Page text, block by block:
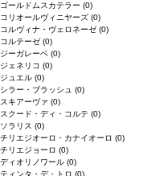
ゴールドムスカテラー (0)
コリオールヴィニヤーズ (0)
コルヴィナ・ヴェロネーゼ (0)
コルテーゼ (0)
ジーガレーベ (0)
ジェネリコ (0)
ジュエル (0)
シラー・ブラッシュ (0)
スキアーヴァ (0)
スクード・ディ・コルテ (0)
ソラリス (0)
チリエジオーロ・カナイオーロ (0)
チリエジョーロ (0)
ディオリノワール (0)